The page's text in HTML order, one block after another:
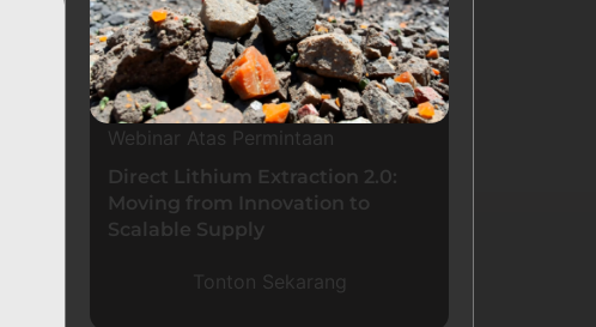
Webinar Atas Permintaan
Direct Lithium Extraction 2.0:
Moving from Innovation to
Scalable Supply
Tonton Sekarang